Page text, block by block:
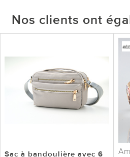
Nos clients ont
Sac à bandoulière avec 6